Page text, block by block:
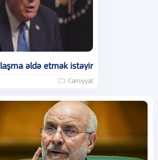
əldə etmək istəyir
Cəmiyyət